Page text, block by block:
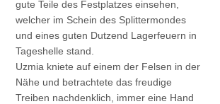
gute Teile des Festplatzes einsehen,
welcher im Schein des Splittermondes
und eines guten Dutzend Lagerfeuern in
Tageshelle stand.
Uzmia kniete auf einem der Felsen in der
Nähe und betrachtete das freudige
Treiben nachdenklich, immer eine Hand